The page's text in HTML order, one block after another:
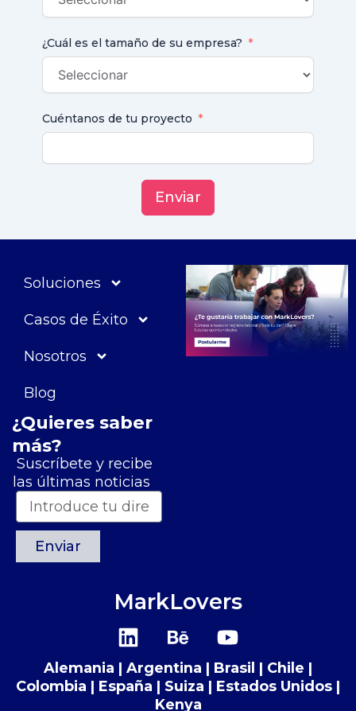
¿Cuál es el tamaño de su empresa?
Cuéntanos de tu proyecto
Enviar
Soluciones
Casos de Éxito
Nosotros
Blog
¿Quieres saber
más?
Suscríbete y recibe
las últimas noticias
Enviar
MarkLovers
L
i
n
k
B
e
h
a
Y
o
u
t
Alemania | Argentina | Brasil | Chile |
Colombia | España | Suiza​​ | Estados Unidos |
Kenya